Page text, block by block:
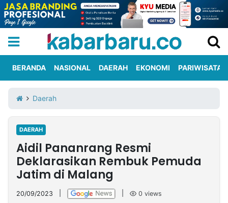
Iklan
Berita
Kami
Nasional
International
Olahraga
Entertainment
Daerah
Pariwisata
Kuliner
Kolom
Network
BERANDA NASIONAL DAERAH EKONOMI PARIWISATA
Daerah
DAERAH
Aidil Pananrang Resmi
Deklarasikan Rembuk Pemuda
Jatim di Malang
20/09/2023 0 views